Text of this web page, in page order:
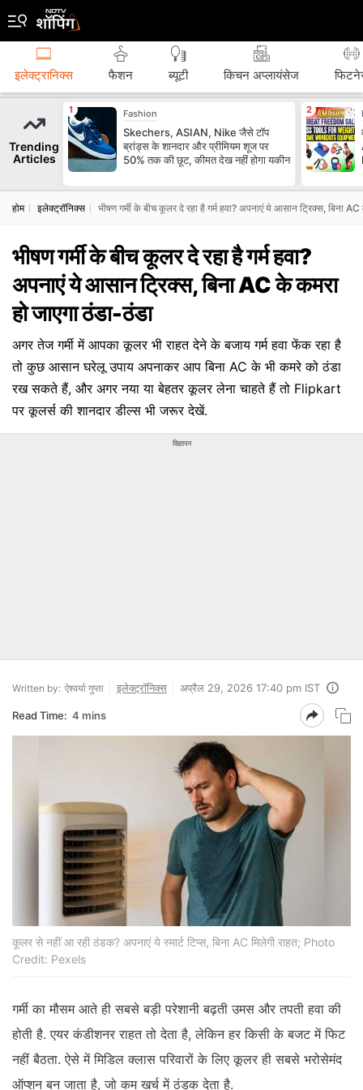
इलेक्ट्रानिक्स फैशन ब्‍यूटी किचन अप्लायंसेज
Trending
Articles
Fashion
Skechers, ASIAN, Nike जैसे टॉप
ब्रांड्स के शानदार और प्रीमियम शूज पर
50% तक की छूट, कीमत देख नहीं होगा यकीन
होम इलेक्ट्रॉनिक्स भीषण गर्मी के बीच कूलर दे रहा है गर्म हवा? अपनाएं ये आसान ट्रिक्स, बिना AC
भीषण गर्मी के बीच कूलर दे रहा है गर्म हवा?
अपनाएं ये आसान ट्रिक्स, बिना AC के कमरा
हो जाएगा ठंडा-ठंडा
अगर तेज गर्मी में आपका कूलर भी राहत देने के बजाय गर्म हवा फेंक रहा है
तो कुछ आसान घरेलू उपाय अपनाकर आप बिना AC के भी कमरे को ठंडा
रख सकते हैं, और अगर नया या बेहतर कूलर लेना चाहते हैं तो Flipkart
पर कूलर्स की शानदार डील्स भी जरूर देखें.
विज्ञापन
Written by: ऐश्वर्या गुप्ता इलेक्ट्रॉनिक्स अप्रैल 29, 2026 17:40 pm IST
Read Time: 4 mins
कूलर से नहीं आ रही ठंडक? अपनाएं ये स्मार्ट टिप्स, बिना AC मिलेगी राहत; Photo
Credit: Pexels
गर्मी का मौसम आते ही सबसे बड़ी परेशानी बढ़ती उमस और तपती हवा की
होती है. एयर कंडीशनर राहत तो देता है, लेकिन हर किसी के बजट में फिट
नहीं बैठता. ऐसे में मिडिल क्लास परिवारों के लिए कूलर ही सबसे भरोसेमंद
ऑप्शन बन जाता है, जो कम खर्च में ठंडक देता है.